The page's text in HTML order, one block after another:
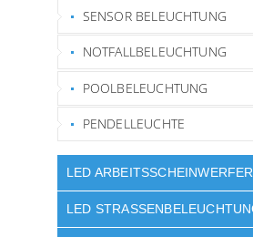
SENSOR BELEUCHTUNG
NOTFALLBELEUCHTUNG
POOLBELEUCHTUNG
PENDELLEUCHTE
LED ARBEITSSCHEINWERFER
LED STRASSENBELEUCHTUNG